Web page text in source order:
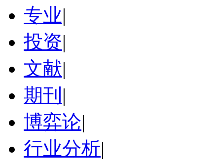
专业|
投资|
文献|
期刊 |
博弈论|
行业分析|